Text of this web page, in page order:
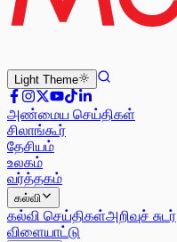
Light Theme
அண்மைய செய்திகள்
சிலாங்கூர்
தேசியம்
உலகம்
வர்த்தகம்
கல்வி
கல்வி செய்திகள்அறிவுச் சுடர்
விளையாட்டு